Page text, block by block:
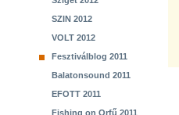
SZIN 2012
VOLT 2012
Fesztiválblog 2011
Balatonsound 2011
EFOTT 2011
Fishing on Orfű 2011